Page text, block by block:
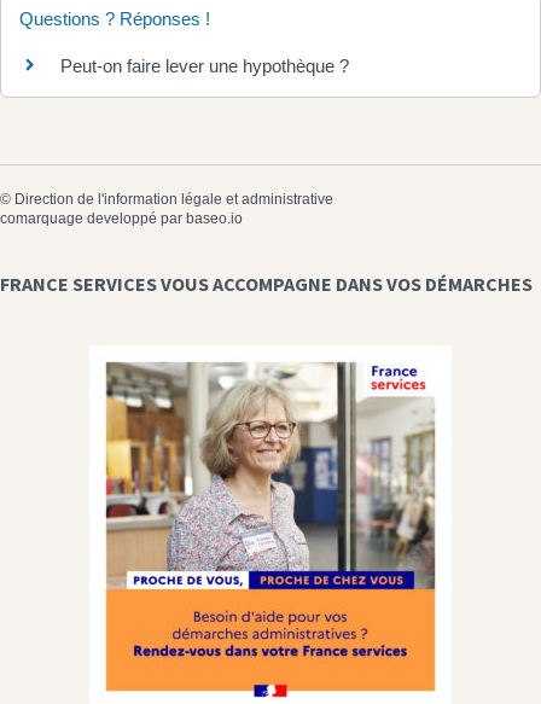
Questions ? Réponses !
Peut-on faire lever une hypothèque ?
© Direction de l'information légale et administrative
comarquage developpé par baseo.io
FRANCE SERVICES VOUS ACCOMPAGNE DANS VOS DÉMARCHES